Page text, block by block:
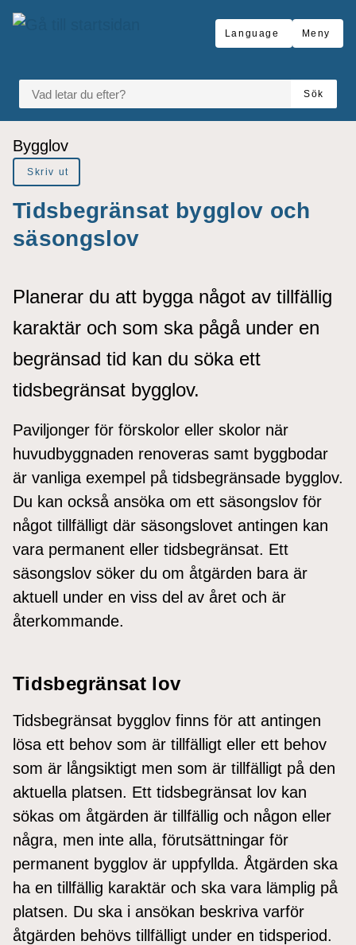
Gå till innehåll
till sidomeny
Language Meny
VAD LETAR DU EFTER?
Sök
Du är här:
Bygglov
Skriv ut
Tidsbegränsat bygglov och
säsongslov
Planerar du att bygga något av tillfällig
karaktär och som ska pågå under en
begränsad tid kan du söka ett
tidsbegränsat bygglov.
Paviljonger för förskolor eller skolor när
huvudbyggnaden renoveras samt byggbodar
är vanliga exempel på tidsbegränsade bygglov.
Du kan också ansöka om ett säsongslov för
något tillfälligt där säsongslovet antingen kan
vara permanent eller tidsbegränsat. Ett
säsongslov söker du om åtgärden bara är
aktuell under en viss del av året och är
återkommande.
Tidsbegränsat lov
Tidsbegränsat bygglov finns för att antingen
lösa ett behov som är tillfälligt eller ett behov
som är långsiktigt men som är tillfälligt på den
aktuella platsen. Ett tidsbegränsat lov kan
sökas om åtgärden är tillfällig och någon eller
några, men inte alla, förutsättningar för
permanent bygglov är uppfyllda. Åtgärden ska
ha en tillfällig karaktär och ska vara lämplig på
platsen. Du ska i ansökan beskriva varför
åtgärden behövs tillfälligt under en tidsperiod.